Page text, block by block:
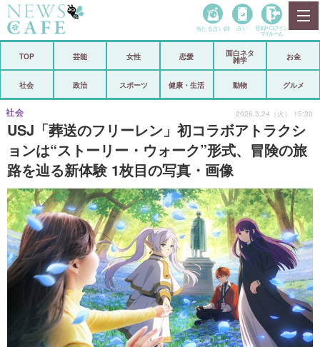
政治
芸能 スポーツ
恋愛 ビックリ
コメントポスト アリ／ナシ
リリース ショップ
登録・ログイン/マイルーム
当たる占い師 占い 登録• ログイン
マイルーム
TOP 芸能 女性 恋愛
面白ネタ
雑学
お金
社会 政治 スポーツ 健康・生活 動物 グルメ
USJ「葬送のフリーレン」初コラボアトラクシ
ョンは“ストーリー・ウォーク”形式、冒険の旅
路を辿る新体験 1枚目の写真・画像
社会 2026.3.24（火） 15:30